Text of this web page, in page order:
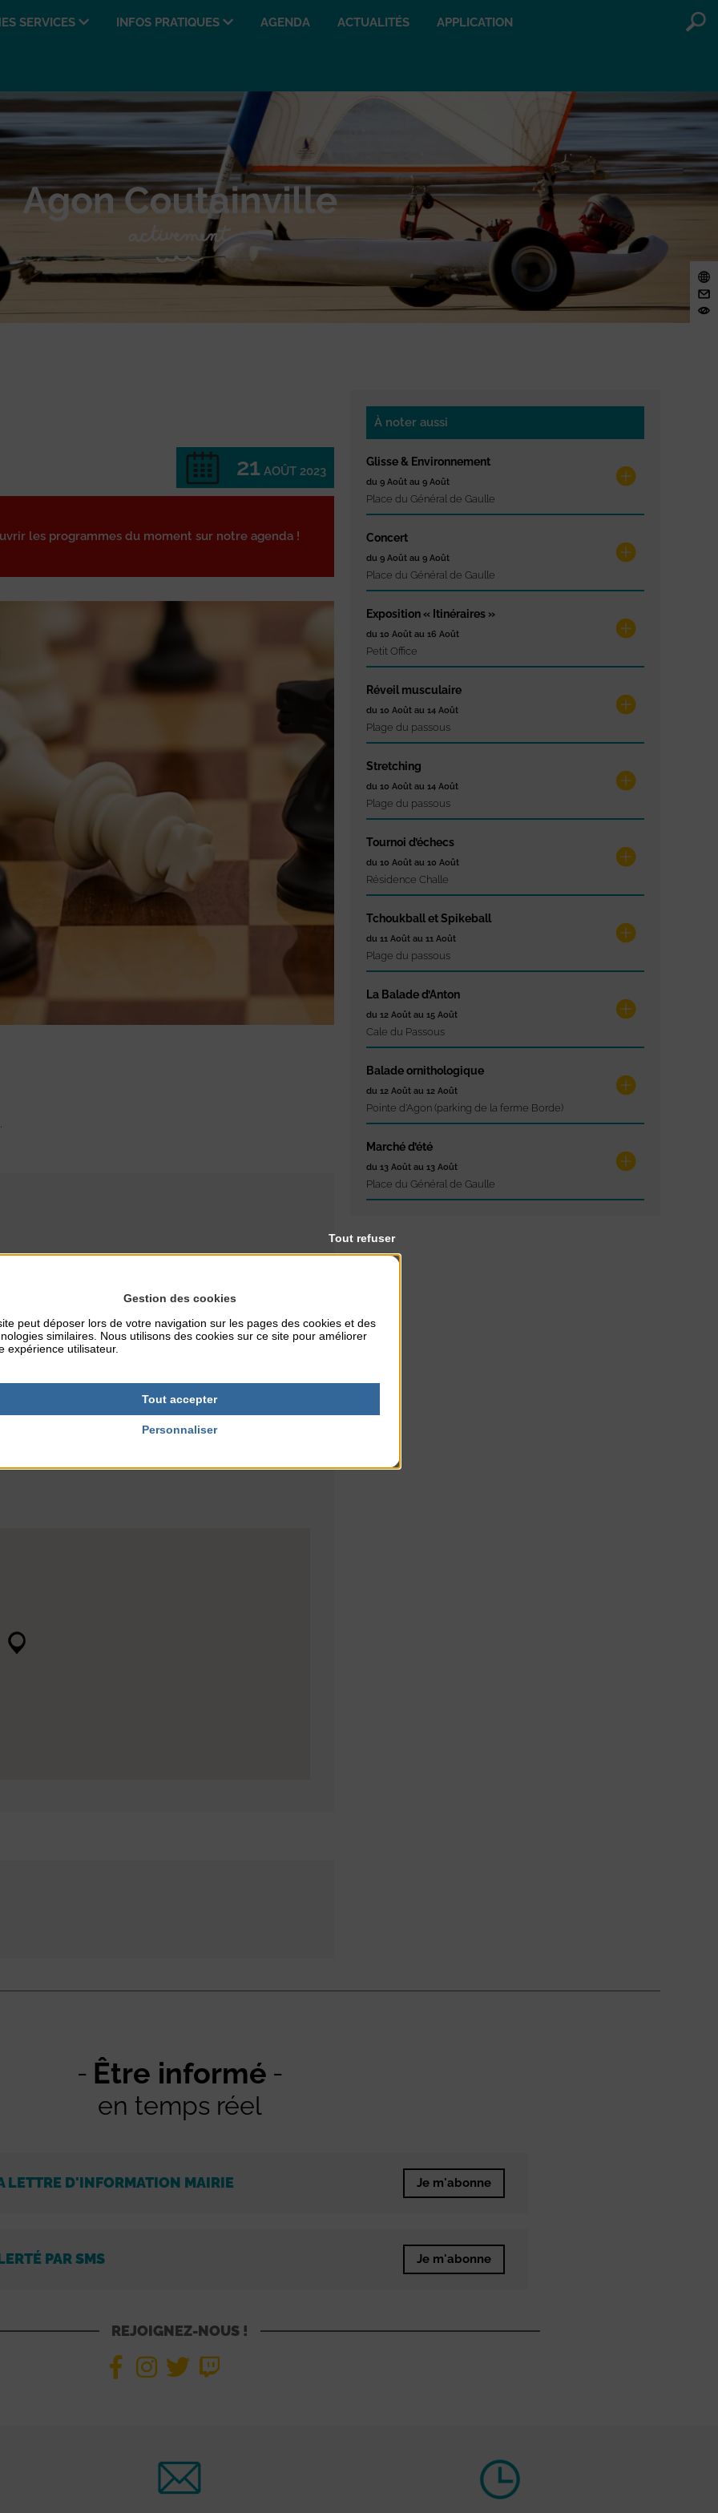
SERVICES INFOS PRATIQUES AGENDA ACTUALITÉS APPLICATION
21 AOÛT 2023
les programmes du moment sur notre agenda !
Gratuit
À noter aussi
Glisse & Environnement
du 9 Août au 9 Août
Place du Général de Gaulle
Concert
du 9 Août au 9 Août
Place du Général de Gaulle
Exposition « Itinéraires »
du 10 Août au 16 Août
Petit Office
Réveil musculaire
du 10 Août au 14 Août
Plage du passous
Stretching
du 10 Août au 14 Août
Plage du passous
Tournoi d’échecs
du 10 Août au 10 Août
Résidence Challe
Tchoukball et Spikeball
du 11 Août au 11 Août
Plage du passous
La Balade d’Anton
du 12 Août au 15 Août
Cale du Passous
Balade ornithologique
du 12 Août au 12 Août
Pointe d'Agon (parking de la ferme Borde)
Marché d’été
du 13 Août au 13 Août
Place du Général de Gaulle
Être informé
en temps réel
LETTRE D'INFORMATION MAIRIE Je m'abonne
PAR SMS Je m'abonne
REJOIGNEZ-NOUS !
Gestion des cookies
peut déposer lors de votre navigation sur les pages des cookies et des
similaires. Nous utilisons des cookies sur ce site pour améliorer
expérience utilisateur.
Tout accepter
Tout refuser
Personnaliser